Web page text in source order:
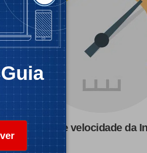
Teste de velocidade da